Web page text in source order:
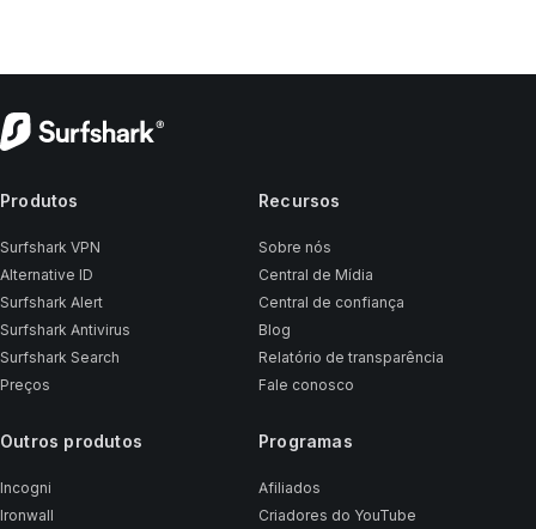
Produtos
Surfshark VPN
Alternative ID
Surfshark Alert
Surfshark Antivirus
Surfshark Search
Preços
Outros produtos
Incogni
Ironwall
Recursos
Sobre nós
Central de Mídia
Central de confiança
Blog
Relatório de transparência
Fale conosco
Programas
Afiliados
Criadores do YouTube